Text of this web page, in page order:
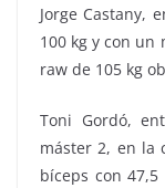
Jorge Castany,
100 kg y con un
raw de 105 kg
Toni Gordó,
máster 2, en la
bíceps con